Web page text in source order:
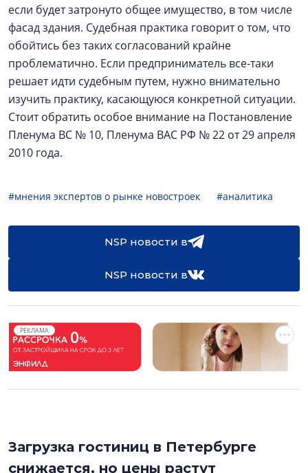
если будет затронуто общее имущество, в том числе
фасад здания. Судебная практика говорит о том, что
обойтись без таких согласований крайне
проблематично. Если предприниматель все-таки
решает идти судебным путем, нужно внимательно
изучить практику, касающуюся конкретной ситуации.
Стоит обратить особое внимание на Постановление
Пленума ВС № 10, Пленума ВАС РФ № 22 от 29 апреля
2010 года.
#мнения экспертов о рынке новостроек #аналитика
NSP новости в
NSP новости в
РЕКЛАМА
Загрузка гостиниц в Петербурге
снижается, но цены растут